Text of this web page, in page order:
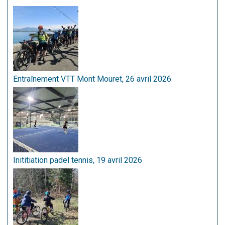
Entraînement VTT Mont Mouret, 26 avril 2026
Inititiation padel tennis, 19 avril 2026